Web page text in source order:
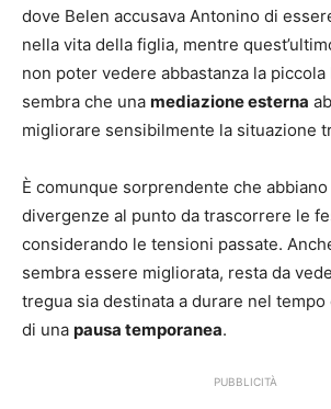
dove Belen accusava Antonino di
nella vita della figlia, mentre
non poter vedere abbastanza la piccola
sembra che una mediazione esterna
migliorare sensibilmente la situazione
È comunque sorprendente che
divergenze al punto da trascorrere le
considerando le tensioni passate.
sembra essere migliorata, resta da
tregua sia destinata a durare nel
di una pausa temporanea.
PUBBLICITÀ